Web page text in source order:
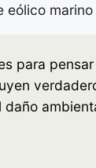
eólico
para